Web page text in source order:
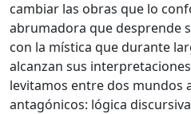
cambiar las obras que lo
abrumadora que desprende
con la mística que durante
alcanzan sus
levitamos entre dos mundos
antagónicos: lógica